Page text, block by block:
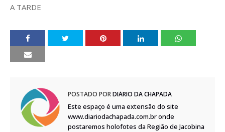
A TARDE
POSTADO PORDIÁRIO DA CHAPADA
Este espaço é uma extensão do site
www.diariodachapada.com.br onde
postaremos holofotes da Região de Jacobina